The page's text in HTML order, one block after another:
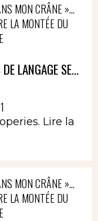
MON CRÂNE »…
LA MONTÉE DU
LANGAGE SE...
Lire la
MON CRÂNE »…
LA MONTÉE DU